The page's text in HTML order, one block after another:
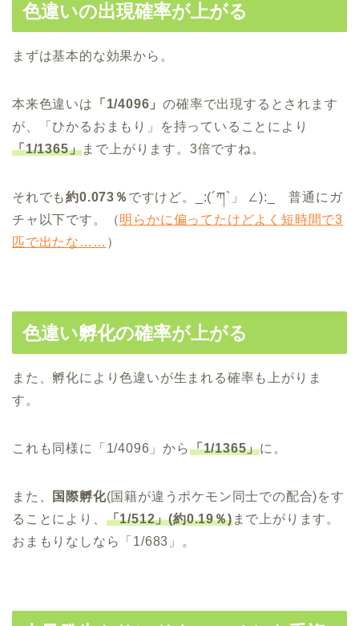
色違いの出現確率が上がる
まずは基本的な効果から。
本来色違いは 「1/4096」の確率で出現するとされます
が、「ひかるおまもり」を持っていることにより
「1/1365」まで上がります。3倍ですね。
それでも約0.073％ ですけど。_:(´ཀ`」 ∠):_ 普通にガ
チャ以下です。（明らかに偏ってたけどよく短時間で3
匹で出たな…… ）
色違い孵化の確率が上がる
また、孵化により色違いが生まれる確率も上がりま
す。
これも同様に「1/4096」から「1/1365」に。
また、 国際孵化(国籍が違うポケモン同士での配合)をす
ることにより、 「1/512」(約0.19％)まで上がります。
おまもりなしなら「1/683」。